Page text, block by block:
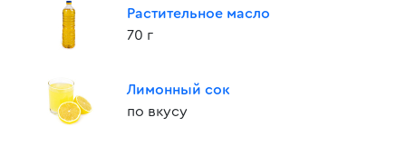
Растительное масло
70 г
Лимонный сок
по вкусу